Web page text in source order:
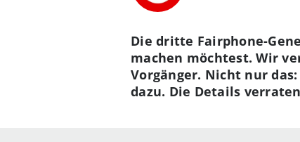
Die dritte Fairphone-
machen möchtest. Wir
Vorgänger. Nicht nur
dazu. Die Details